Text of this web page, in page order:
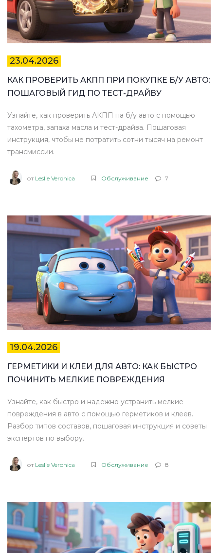
23.04.2026
КАК ПРОВЕРИТЬ АКПП ПРИ ПОКУПКЕ Б/У АВТО:
ПОШАГОВЫЙ ГИД ПО ТЕСТ-ДРАЙВУ
Узнайте, как проверить АКПП на б/у авто с помощью
тахометра, запаха масла и тест-драйва. Пошаговая
инструкция, чтобы не потратить сотни тысяч на ремонт
трансмиссии.
от Leslie Veronica Обслуживание 7
19.04.2026
ГЕРМЕТИКИ И КЛЕИ ДЛЯ АВТО: КАК БЫСТРО
ПОЧИНИТЬ МЕЛКИЕ ПОВРЕЖДЕНИЯ
Узнайте, как быстро и надежно устранить мелкие
повреждения в авто с помощью герметиков и клеев.
Разбор типов составов, пошаговая инструкция и советы
экспертов по выбору.
от Leslie Veronica Обслуживание 8